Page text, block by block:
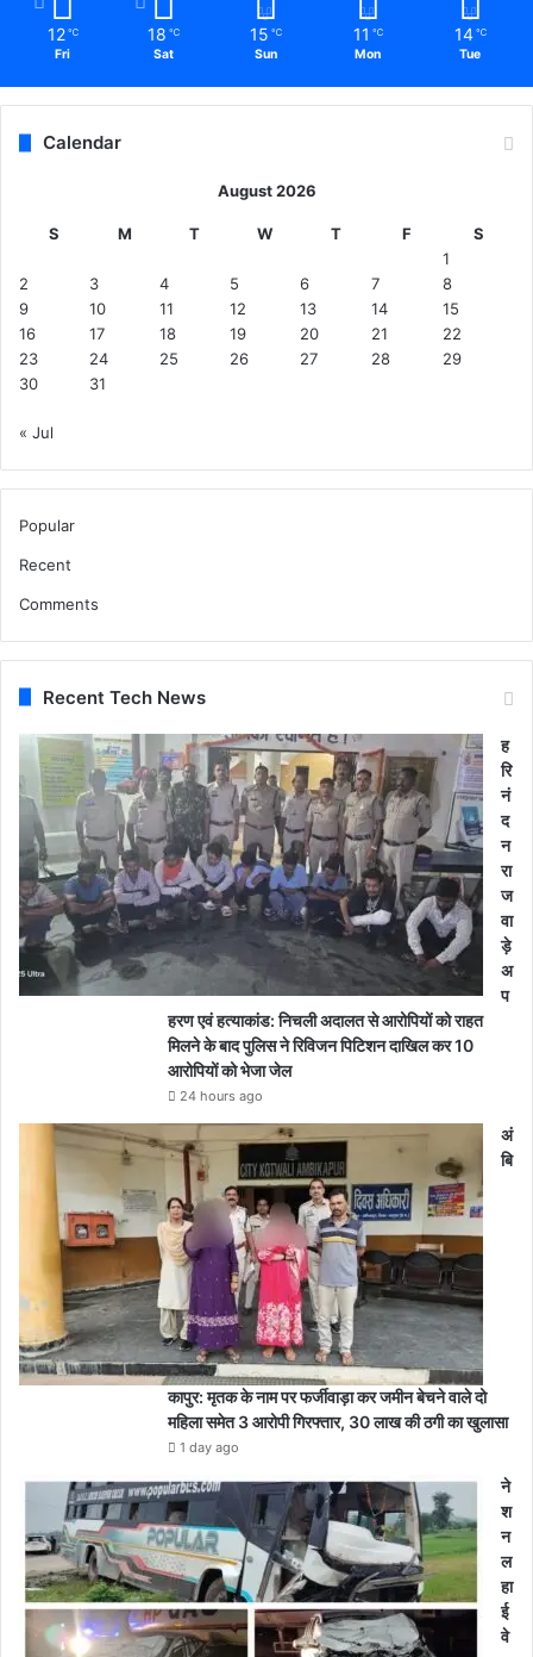
12 ℃
Fri
18 ℃
Sat
15 ℃
Sun
11 ℃
Mon
14 ℃
Tue
Calendar
August 2026
S M T W T F
S
1
2
3 4 5 6 7
8
9
10 11 12 13 14
15
16
17 18 19 20 21
22
23
24 25 26 27 28
29
30
31
« Jul
Popular
Recent
Comments
Recent Tech News
ह
रि
नं
द
न
रा
ज
वा
ड़े
अ
प
हरण एवं हत्याकांड: निचली अदालत से आरोपियों को राहत
मिलने के बाद पुलिस ने रिविजन पिटिशन दाखिल कर 10
आरोपियों को भेजा जेल
24 hours ago
अं
बि
कापुर: मृतक के नाम पर फर्जीवाड़ा कर जमीन बेचने वाले दो
महिला समेत 3 आरोपी गिरफ्तार, 30 लाख की ठगी का खुलासा
1 day ago
ने
श
न
ल
हा
ई
वे